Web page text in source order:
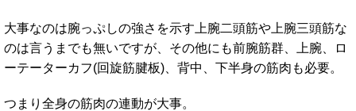
大事なのは腕っぷしの強さを示す上腕二頭筋や上腕三頭筋な
のは言うまでも無いですが、その他にも前腕筋群、上腕、ロ
ーテーターカフ(回旋筋腱板)、背中、下半身の筋肉も必要。
つまり全身の筋肉の連動が大事。